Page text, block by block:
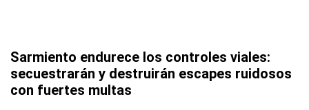
Sarmiento endurece los controles viales:
secuestrarán y destruirán escapes ruidosos
con fuertes multas